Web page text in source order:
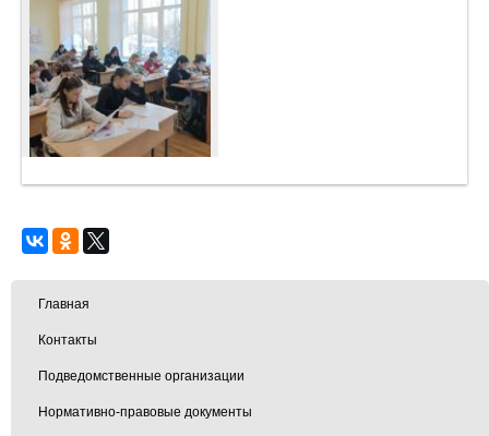
Главная
Контакты
Подведомственные организации
Нормативно-правовые документы